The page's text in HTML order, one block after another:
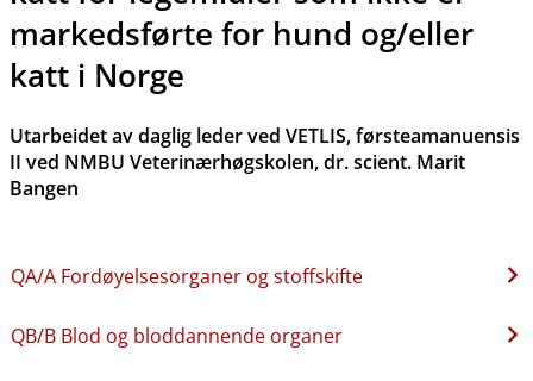
markedsførte for hund og​/​eller
katt i Norge
Utarbeidet av daglig leder ved VETLIS, førsteamanuensis
II ved NMBU Veterinærhøgskolen, dr. scient. Marit
Bangen
QA​/​A Fordøyelsesorganer og stoffskifte
QB​/​B Blod og bloddannende organer